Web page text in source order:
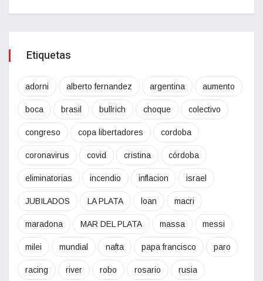
Etiquetas
adorni alberto fernandez argentina aumento
boca brasil bullrich choque colectivo
congreso copa libertadores cordoba
coronavirus covid cristina córdoba
eliminatorias incendio inflacion israel
JUBILADOS LA PLATA loan macri
maradona MAR DEL PLATA massa messi
milei mundial nafta papa francisco paro
racing river robo rosario rusia